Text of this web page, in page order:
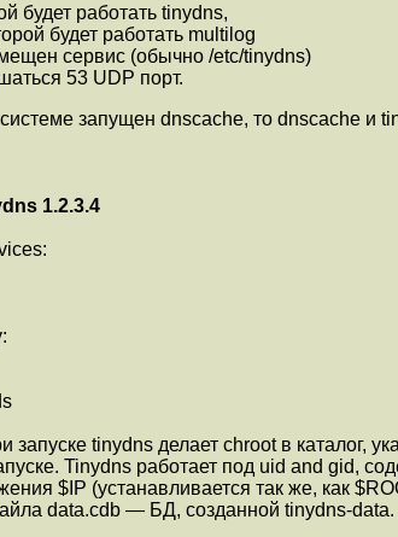
будет работать tinydns,
будет работать multilog
сервис (обычно /etc/tinydns)
53 UDP порт.
запущен dnscache, то dnscache
1.2.3.4
запуске tinydns делает chroot в
Tinydns работает под uid and gid,
$IP (устанавливается так же, как
data.cdb — БД, созданной tinydns-data.